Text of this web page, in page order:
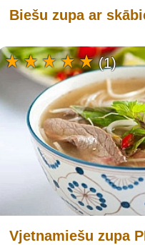
Biešu zupa ar
Vjetnamiešu zupa
(1)